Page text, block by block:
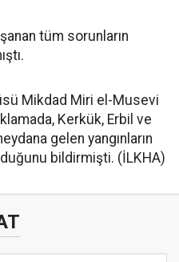
tüm sorunların
Mikdad Miri el-Musevi
Kerkük, Erbil ve
gelen yangınların
bildirmişti. (İLKHA)